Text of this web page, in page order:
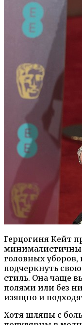
Герцогиня Кейт
головных уборов,
подчеркнуть
стиль. Она чаще
полями или без
изящно и
Хотя шляпы с